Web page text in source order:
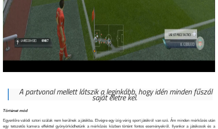
A partvonal mellett látszik a leginkább, hogy idén minden fűszál
saját életre kel.
Történet mód
Egyenlőre valódi sztori szálak nem kerülnek a játékba. Elvégre egy ízig-vérig sport játékról van szó. Ám minden mérkőzés után
egy tetszetős kamera effekttel gyönyörködhetünk a mérkőzés közben történt fontos eseményekről. Ilyenkor a játékosok és a